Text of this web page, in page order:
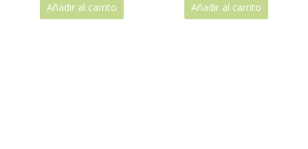
Añadir al carrito Añadir al carrito